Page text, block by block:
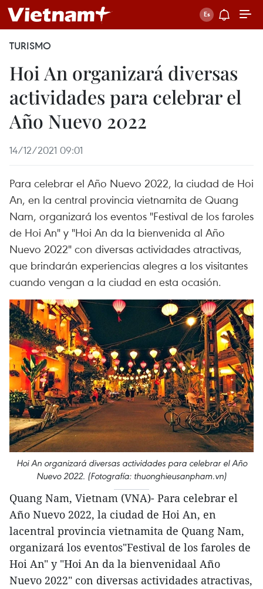
TURISMO
Hoi An organizará diversas
actividades para celebrar el
Año Nuevo 2022
14/12/2021 09:01
Para celebrar el Año Nuevo 2022, la ciudad de Hoi
An, en la central provincia vietnamita de Quang
Nam, organizará los eventos "Festival de los faroles
de Hoi An" y "Hoi An da la bienvenida al Año
Nuevo 2022" con diversas actividades atractivas,
que brindarán experiencias alegres a los visitantes
cuando vengan a la ciudad en esta ocasión.
Hoi An organizará diversas actividades para celebrar el Año
Nuevo 2022. (Fotografía: thuonghieusanpham.vn)
Quang Nam, Vietnam (VNA)- Para celebrar el
Año Nuevo 2022, la ciudad de Hoi An, en
lacentral provincia vietnamita de Quang Nam,
organizará los eventos"Festival de los faroles de
Hoi An" y "Hoi An da la bienvenidaal Año
Nuevo 2022" con diversas actividades atractivas,